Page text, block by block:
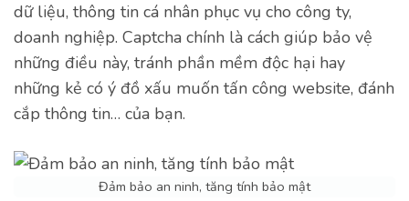
dữ liệu, thông tin cá nhân phục vụ cho công ty,
doanh nghiệp. Captcha chính là cách giúp bảo vệ
những điều này, tránh phần mềm độc hại hay
những kẻ có ý đồ xấu muốn tấn công website, đánh
cắp thông tin… của bạn.
Đảm bảo an ninh, tăng tính bảo mật